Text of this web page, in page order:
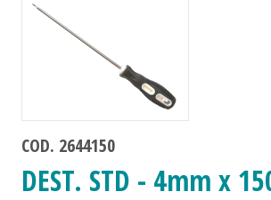
COD. 2644150
DEST. STD - 4mm x